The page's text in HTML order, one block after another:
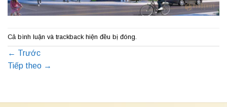
Cả bình luận và trackback hiện đều bị đóng.
← Trước
Tiếp theo →